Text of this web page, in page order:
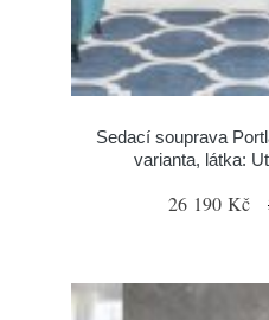
Sedací souprava
varianta, látka:
26 190 Kč